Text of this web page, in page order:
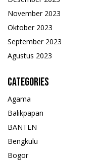
November 2023
Oktober 2023
September 2023
Agustus 2023
Categories
Agama
Balikpapan
BANTEN
Bengkulu
Bogor